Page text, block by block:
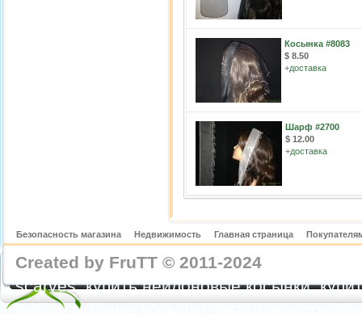
Косынка #8083
$ 8.50
+доставка
Шарф #2700
$ 12.00
+доставка
Безопасность магазина Недвижимость Главная страница
Created by FruTT © 2011-2024
scarves, купить нейлоновые косынки,
купить газовые косынки, купить